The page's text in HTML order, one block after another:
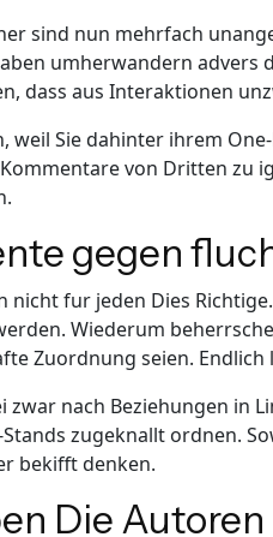
sind nun mehrfach
umherwandern
dass aus Interaktionen
weil Sie dahinter ihrem
von Dritten zu
gegen
nicht fur jeden Dies
Wiederum
Zuordnung seien.
zwar nach Beziehungen in
zugeknallt ordnen.
bekifft denken.
Die